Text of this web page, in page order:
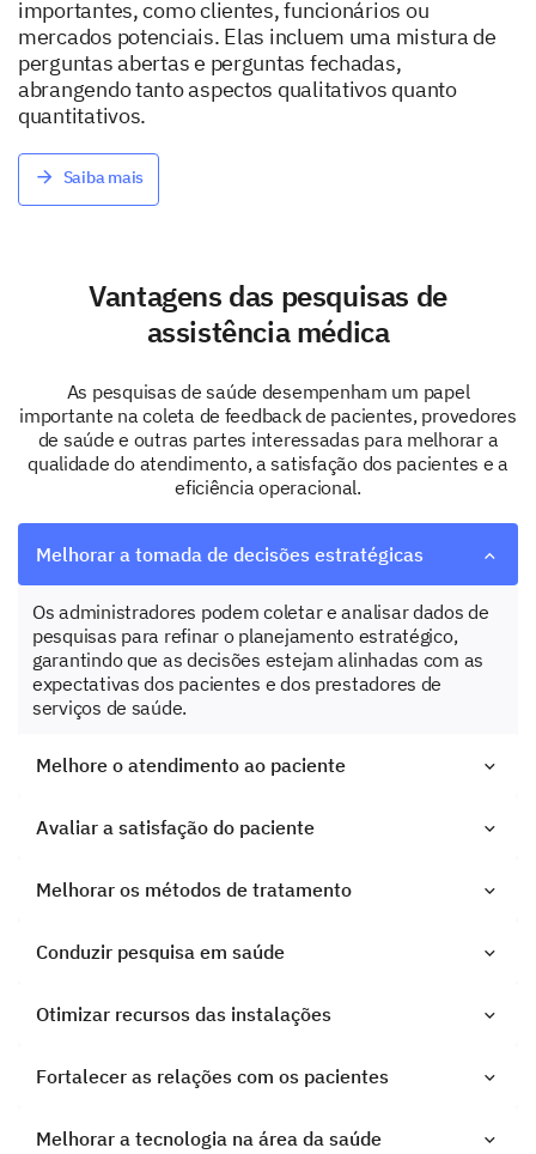
importantes, como clientes, funcionários ou
mercados potenciais. Elas incluem uma mistura de
perguntas abertas e perguntas fechadas,
abrangendo tanto aspectos qualitativos quanto
quantitativos.
Saiba mais
Vantagens das pesquisas de
assistência médica
As pesquisas de saúde desempenham um papel
importante na coleta de feedback de pacientes, provedores
de saúde e outras partes interessadas para melhorar a
qualidade do atendimento, a satisfação dos pacientes e a
eficiência operacional.
Melhorar a tomada de decisões estratégicas
Os administradores podem coletar e analisar dados de
pesquisas para refinar o planejamento estratégico,
garantindo que as decisões estejam alinhadas com as
expectativas dos pacientes e dos prestadores de
serviços de saúde.
Melhore o atendimento ao paciente
Avaliar a satisfação do paciente
Melhorar os métodos de tratamento
Conduzir pesquisa em saúde
Otimizar recursos das instalações
Fortalecer as relações com os pacientes
Melhorar a tecnologia na área da saúde